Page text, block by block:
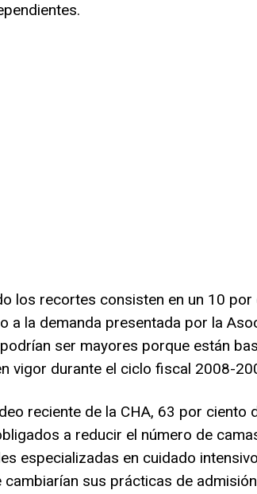
los recortes consisten en un 10
a la demanda presentada por la
ser mayores porque están
vigor durante el ciclo fiscal 2008-
reciente de la CHA, 63 por ciento
a reducir el número de
especializadas en cuidado
cambiarían sus prácticas de